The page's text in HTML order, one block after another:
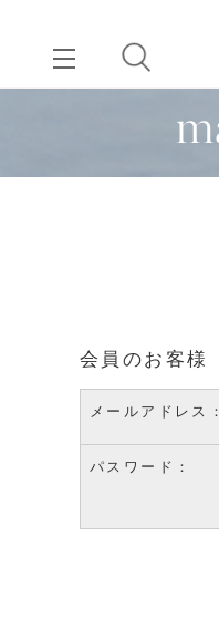
会員のお客様
メールアドレス：
パスワード：